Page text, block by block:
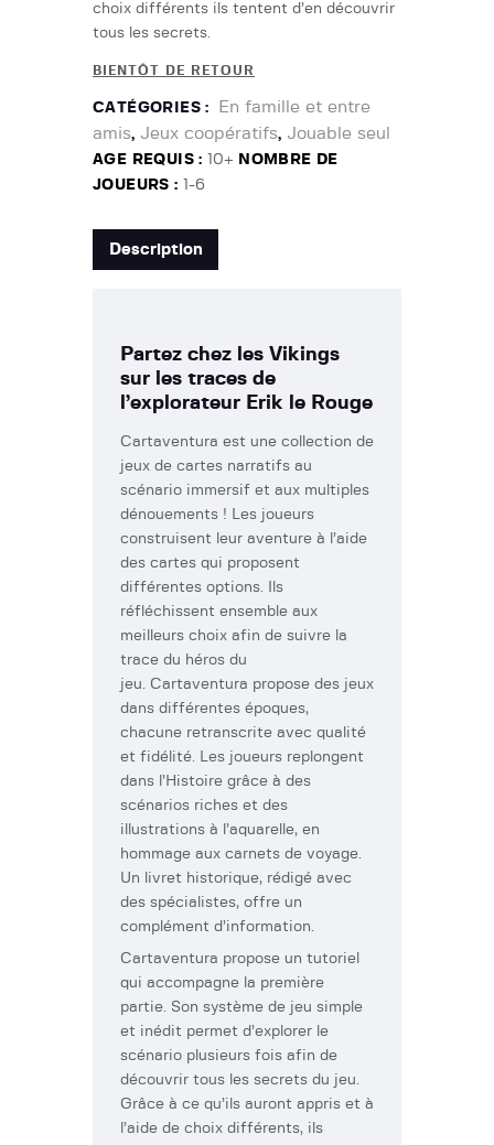
choix différents ils tentent d’en découvrir
tous les secrets.
BIENTÔT DE RETOUR
CATÉGORIES :
En famille et entre
amis, Jeux coopératifs, Jouable seul
AGE REQUIS : 10+ NOMBRE DE
JOUEURS :
1-6
Description
Partez chez les Vikings
sur les traces de
l’explorateur Erik le Rouge
Cartaventura est une collection de
jeux de cartes narratifs au
scénario immersif et aux multiples
dénouements ! Les joueurs
construisent leur aventure à l’aide
des cartes qui proposent
différentes options. Ils
réfléchissent ensemble aux
meilleurs choix afin de suivre la
trace du héros du
jeu. Cartaventura propose des jeux
dans différentes époques,
chacune retranscrite avec qualité
et fidélité. Les joueurs replongent
dans l’Histoire grâce à des
scénarios riches et des
illustrations à l’aquarelle, en
hommage aux carnets de voyage.
Un livret historique, rédigé avec
des spécialistes, offre un
complément d’information.
Cartaventura propose un tutoriel
qui accompagne la première
partie. Son système de jeu simple
et inédit permet d’explorer le
scénario plusieurs fois afin de
découvrir tous les secrets du jeu.
Grâce à ce qu’ils auront appris et à
l’aide de choix différents, ils